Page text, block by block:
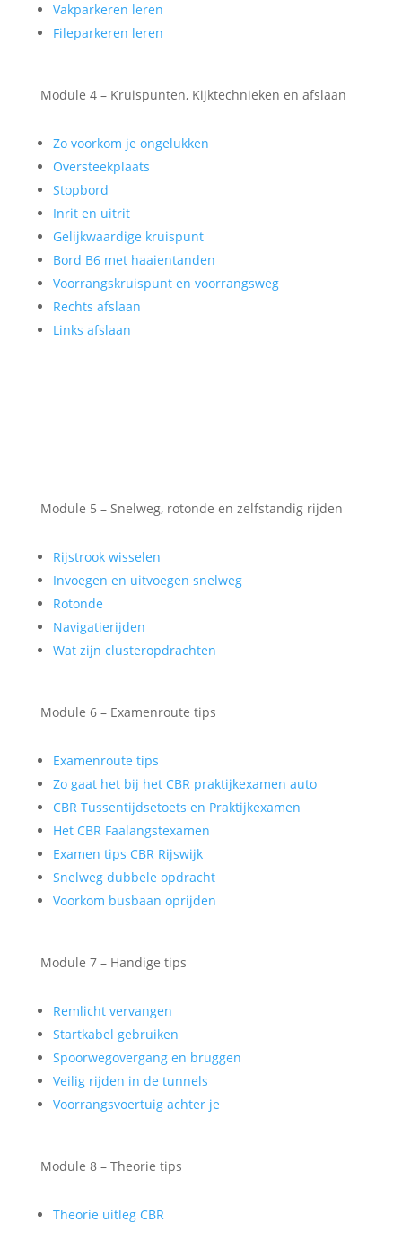
Vakparkeren leren
Fileparkeren leren
Module 4 – Kruispunten, Kijktechnieken en afslaan
Zo voorkom je ongelukken
Oversteekplaats
Stopbord
Inrit en uitrit
Gelijkwaardige kruispunt
Bord B6 met haaientanden
Voorrangskruispunt en voorrangsweg
Rechts afslaan
Links afslaan
Module 5 – Snelweg, rotonde en zelfstandig rijden
Rijstrook wisselen
Invoegen en uitvoegen snelweg
Rotonde
Navigatierijden
Wat zijn clusteropdrachten
Module 6 – Examenroute tips
Examenroute tips
Zo gaat het bij het CBR praktijkexamen auto
CBR Tussentijdsetoets en Praktijkexamen
Het CBR Faalangstexamen
Examen tips CBR Rijswijk
Snelweg dubbele opdracht
Voorkom busbaan oprijden
Module 7 – Handige tips
Remlicht vervangen
Startkabel gebruiken
Spoorwegovergang en bruggen
Veilig rijden in de tunnels
Voorrangsvoertuig achter je
Module 8 – Theorie tips
Theorie uitleg CBR